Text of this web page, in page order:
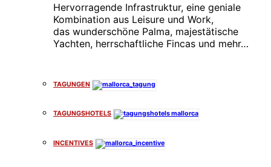
Hervorragende Infrastruktur, eine geniale
Kombination aus Leisure und Work,
das wunderschöne Palma, majestätische
Yachten, herrschaftliche Fincas und mehr…
TAGUNGEN
TAGUNGSHOTELS
INCENTIVES